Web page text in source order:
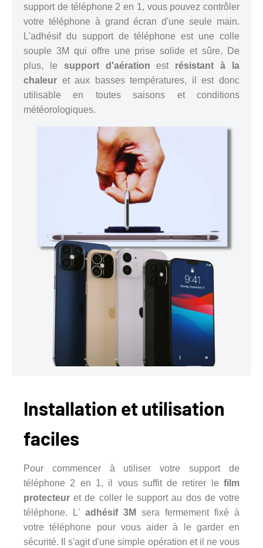
support de téléphone 2 en 1, vous pouvez contrôler
votre téléphone à grand écran d'une seule main.
L'adhésif du support de téléphone est une colle
souple 3M qui offre une prise solide et sûre. De
plus, le support d'aération est résistant à la
chaleur et aux basses températures, il est donc
utilisable en toutes saisons et conditions
météorologiques.
Installation et utilisation
faciles
Pour commencer à utiliser votre support de
téléphone 2 en 1, il vous suffit de retirer le film
protecteur et de coller le support au dos de votre
téléphone. L' adhésif 3M
sera fermement fixé à
votre téléphone pour vous aider à le garder en
sécurité. Il s'agit d'une simple opération et il ne vous